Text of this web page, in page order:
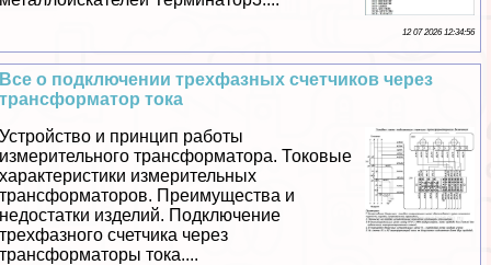
12 07 2026 12:34:56
Все о подключении трехфазных счетчиков через
трaнcформатор тока
Устройство и принцип работы
измерительного трaнcформатора. Токовые
хаpaктеристики измерительных
трaнcформаторов. Преимущества и
недостатки изделий. Подключение
трехфазного счетчика через
трaнcформаторы тока....